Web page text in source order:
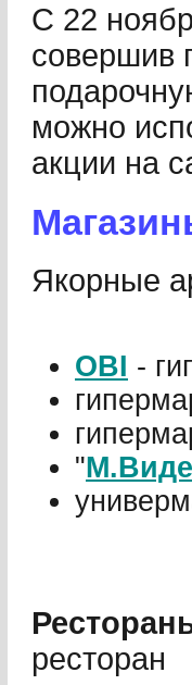
C 22
совершив
можно
акции на
Якорные
OBI -
"
ресторан